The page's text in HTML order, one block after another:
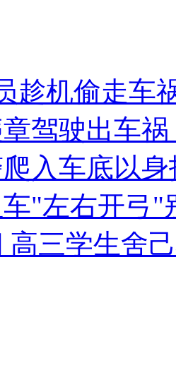
回应
霸凌主义
片面不公正
趁机偷走车
驾驶出车
入车底以
"左右开弓"
高三学生舍